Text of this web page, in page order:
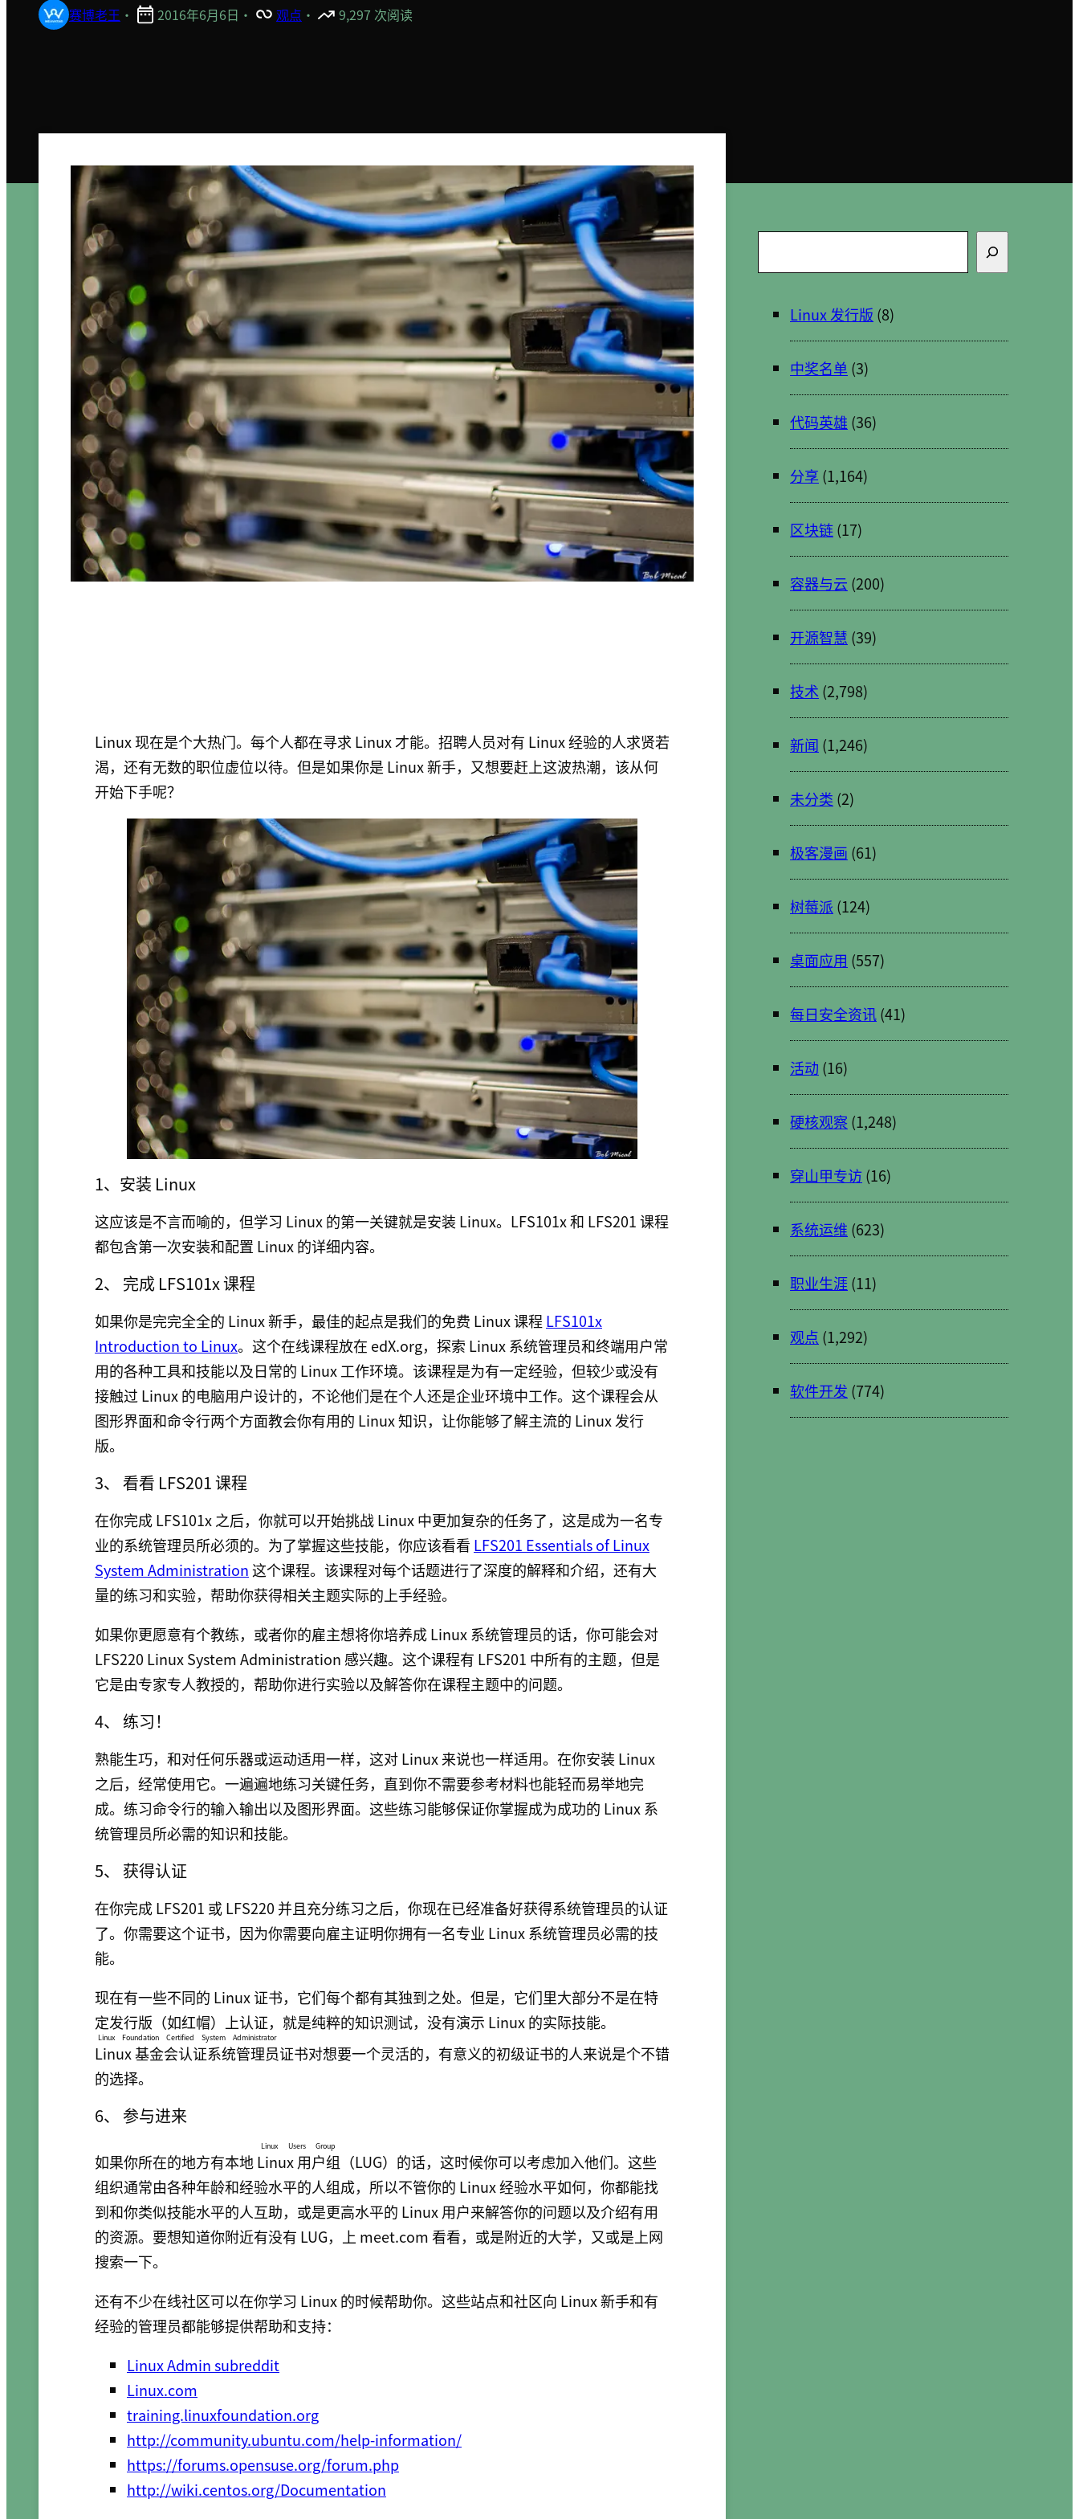
赛博老王 · 2016年6月6日 · 观点 · 9,297 次阅读
Linux 现在是个大热门。每个人都在寻求 Linux 才能。招聘人员对有 Linux 经验的人求贤若
渴，还有无数的职位虚位以待。但是如果你是 Linux 新手，又想要赶上这波热潮，该从何
开始下手呢？
1、安装 Linux
这应该是不言而喻的，但学习 Linux 的第一关键就是安装 Linux。LFS101x 和 LFS201 课程
都包含第一次安装和配置 Linux 的详细内容。
2、 完成 LFS101x 课程
如果你是完完全全的 Linux 新手，最佳的起点是我们的免费 Linux 课程 LFS101x
Introduction to Linux。这个在线课程放在 edX.org，探索 Linux 系统管理员和终端用户常
用的各种工具和技能以及日常的 Linux 工作环境。该课程是为有一定经验，但较少或没有
接触过 Linux 的电脑用户设计的，不论他们是在个人还是企业环境中工作。这个课程会从
图形界面和命令行两个方面教会你有用的 Linux 知识，让你能够了解主流的 Linux 发行
版。
3、 看看 LFS201 课程
在你完成 LFS101x 之后，你就可以开始挑战 Linux 中更加复杂的任务了，这是成为一名专
业的系统管理员所必须的。为了掌握这些技能，你应该看看 LFS201 Essentials of Linux
System Administration这个课程。该课程对每个话题进行了深度的解释和介绍，还有大
量的练习和实验，帮助你获得相关主题实际的上手经验。
如果你更愿意有个教练，或者你的雇主想将你培养成 Linux 系统管理员的话，你可能会对
LFS220 Linux System Administration 感兴趣。这个课程有 LFS201 中所有的主题，但是
它是由专家专人教授的，帮助你进行实验以及解答你在课程主题中的问题。
4、 练习！
熟能生巧，和对任何乐器或运动适用一样，这对 Linux 来说也一样适用。在你安装 Linux
之后，经常使用它。一遍遍地练习关键任务，直到你不需要参考材料也能轻而易举地完
成。练习命令行的输入输出以及图形界面。这些练习能够保证你掌握成为成功的 Linux 系
统管理员所必需的知识和技能。
5、 获得认证
在你完成 LFS201 或 LFS220 并且充分练习之后，你现在已经准备好获得系统管理员的认证
了。你需要这个证书，因为你需要向雇主证明你拥有一名专业 Linux 系统管理员必需的技
能。
现在有一些不同的 Linux 证书，它们每个都有其独到之处。但是，它们里大部分不是在特
定发行版（如红帽）上认证，就是纯粹的知识测试，没有演示 Linux 的实际技能。
Linux 基金会认证系统管理员
Linux Foundation Certified System Administrator
证书对想要一个灵活的，有意义的初级证书的人来说是个不错
的选择。
6、 参与进来
如果你所在的地方有本地Linux 用户组
Linux Users Group
（LUG）的话，这时候你可以考虑加入他们。这些
组织通常由各种年龄和经验水平的人组成，所以不管你的 Linux 经验水平如何，你都能找
到和你类似技能水平的人互助，或是更高水平的 Linux 用户来解答你的问题以及介绍有用
的资源。要想知道你附近有没有 LUG，上 meet.com 看看，或是附近的大学，又或是上网
搜索一下。
还有不少在线社区可以在你学习 Linux 的时候帮助你。这些站点和社区向 Linux 新手和有
经验的管理员都能够提供帮助和支持：
Linux Admin subreddit
Linux.com
training.linuxfoundation.org
http://community.ubuntu.com/help-information/
https://forums.opensuse.org/forum.php
http://wiki.centos.org/Documentation
索
Linux 发行版 (8)
中奖名单 (3)
代码英雄 (36)
分享 (1,164)
区块链(17)
容器与云 (200)
开源智慧 (39)
技术 (2,798)
新闻 (1,246)
未分类 (2)
极客漫画 (61)
树莓派 (124)
桌面应用 (557)
每日安全资讯(41)
活动 (16)
硬核观察 (1,248)
穿山甲专访(16)
系统运维(623)
职业生涯(11)
观点 (1,292)
软件开发 (774)